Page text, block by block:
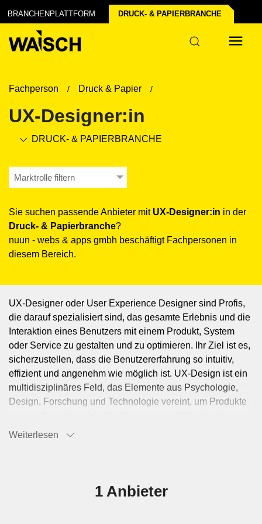
BRANCHENPLATTFORM DRUCK- & PAPIER­BRANCHE
Fachperson Druck & Papier
UX-Designer:in
DRUCK- & PAPIER­BRANCHE
Marktrolle filtern
Sie suchen passende Anbieter mit UX-Designer:in in der
Druck- & Papier­branche?
nuun - webs & apps gmbh beschäftigt Fachpersonen in
diesem Bereich.
1 Anbieter
UX-Designer oder User Experience Designer sind Profis,
die darauf spezialisiert sind, das gesamte Erlebnis und die
Interaktion eines Benutzers mit einem Produkt, System
oder Service zu gestalten und zu optimieren. Ihr Ziel ist es,
sicherzustellen, dass die Benutzererfahrung so intuitiv,
effizient und angenehm wie möglich ist. UX-Design ist ein
multidisziplinäres Feld, das Elemente aus Psychologie,
Design, Forschung und Technologie vereint, um Produkte
Benutzer zugeschnitten sind. Zu den Hauptaufgaben von
Verhaltensweisen und Motivationen der Benutzer zu
Weiterlesen